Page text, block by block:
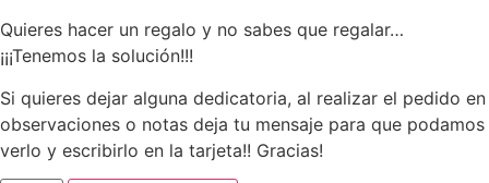
Quieres hacer un regalo y no sabes que regalar…
¡¡¡Tenemos la solución!!!
Si quieres dejar alguna dedicatoria, al realizar el pedido en
observaciones o notas deja tu mensaje para que podamos
verlo y escribirlo en la tarjeta!! Gracias!